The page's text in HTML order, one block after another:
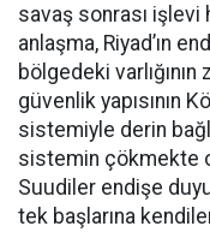
savaş sonrası işlevi
anlaşma, Riyad’ın
bölgedeki varlığının
güvenlik yapısının
sistemiyle derin
sistemin çökmekte
Suudiler endişe
tek başlarına